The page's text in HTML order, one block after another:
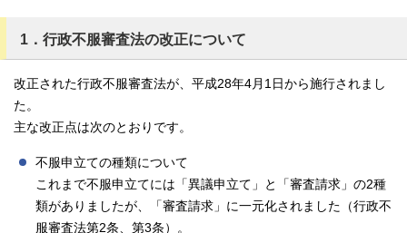
1．行政不服審査法の改正について
改正された行政不服審査法が、平成28年4月1日から施行されまし
た。
主な改正点は次のとおりです。
不服申立ての種類について
これまで不服申立てには「異議申立て」と「審査請求」の2種
類がありましたが、「審査請求」に一元化されました（行政不
服審査法第2条、第3条）。